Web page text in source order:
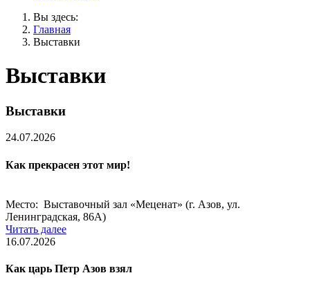
Вы здесь:
Главная
Выставки
Выставки
Выставки
24.07.2026
Как прекрасен этот мир!
Место: Выставочный зал «Меценат» (г. Азов, ул.
Ленинградская, 86А)
Читать далее
16.07.2026
Как царь Петр Азов взял